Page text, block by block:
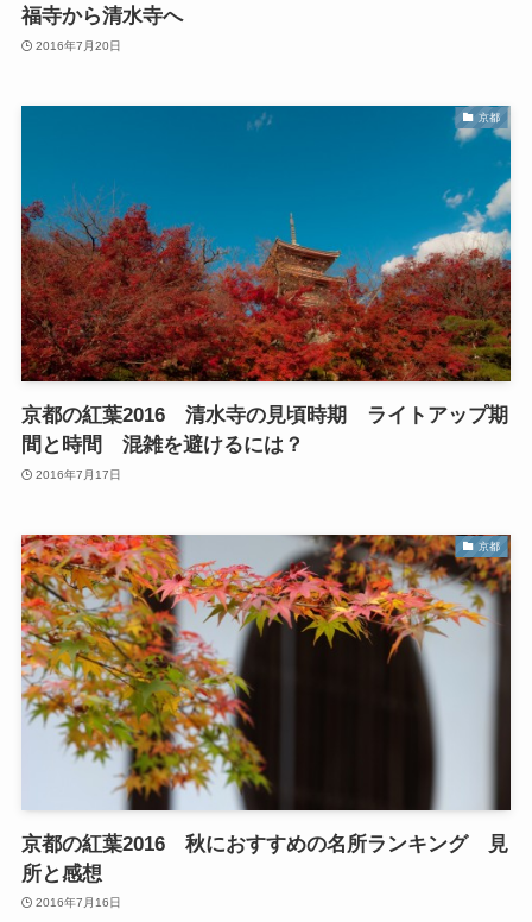
福寺から清水寺へ
2016年7月20日
京都
京都の紅葉2016 清水寺の見頃時期 ライトアップ期
間と時間 混雑を避けるには？
2016年7月17日
京都
京都の紅葉2016 秋におすすめの名所ランキング 見
所と感想
2016年7月16日